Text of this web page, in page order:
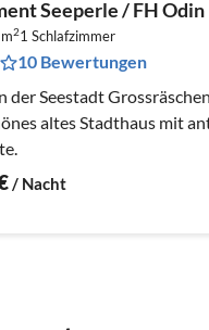
Seeperle / FH Odin
21 Schlafzimmer
10 Bewertungen
der Seestadt
altes Stadthaus mit
/ Nacht